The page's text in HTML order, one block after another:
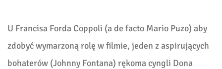
U Francisa Forda Coppoli (a de facto Mario Puzo) aby
zdobyć wymarzoną rolę w filmie, jeden z aspirujących
bohaterów (Johnny Fontana) rękoma cyngli Dona